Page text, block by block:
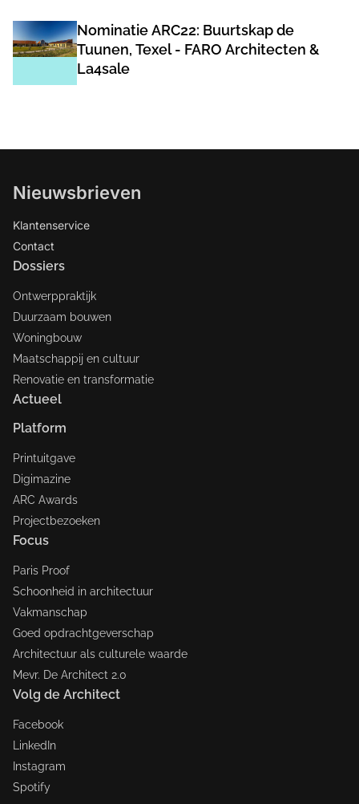
Nominatie ARC22: Buurtskap de
Tuunen, Texel - FARO Architecten &
La4sale
Nieuwsbrieven
Klantenservice
Contact
Dossiers
Ontwerppraktijk
Duurzaam bouwen
Woningbouw
Maatschappij en cultuur
Renovatie en transformatie
Actueel
Platform
Printuitgave
Digimazine
ARC Awards
Projectbezoeken
Focus
Paris Proof
Schoonheid in architectuur
Vakmanschap
Goed opdrachtgeverschap
Architectuur als culturele waarde
Mevr. De Architect 2.0
Volg de Architect
Facebook
LinkedIn
Instagram
Spotify